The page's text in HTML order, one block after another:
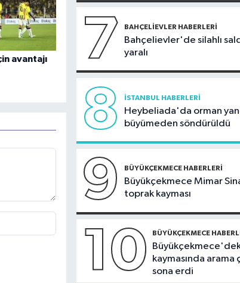
avantajı
7 BAHÇELIEVLER HABERLERI
Bahçelievler'de silahlı
yaralı
8 İSTANBUL HABERLERI
Heybeliada'da orman
büyümeden söndürüldü
9 BÜYÜKÇEKMECE HABERLERI
Büyükçekmece Mimar
toprak kayması
10 BÜYÜKÇEKMECE
kaymasında arama
sona erdi